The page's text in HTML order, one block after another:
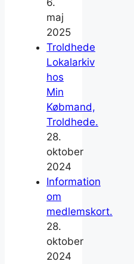
maj
2025
Troldhede
Lokalarkiv
hos
Min
Købmand,
Troldhede.
28.
oktober
2024
Information
om
medlemskort.
28.
oktober
2024